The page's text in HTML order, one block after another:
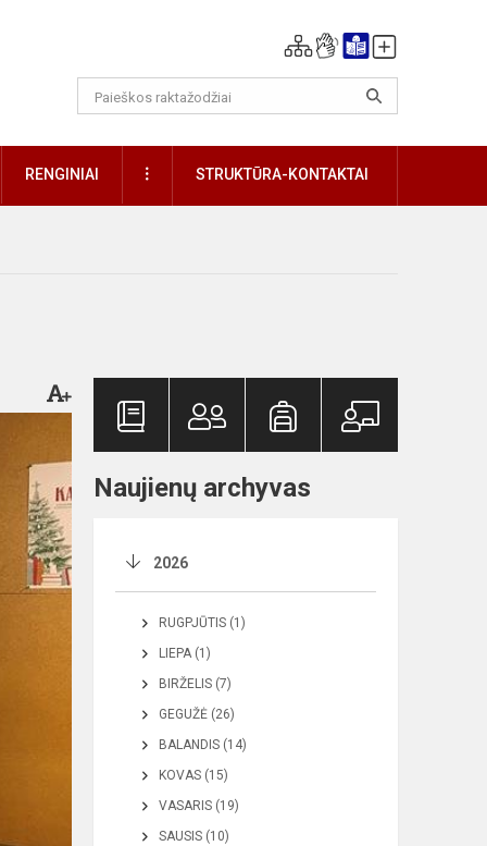
RENGINIAI DAUGIAUSTRUKTŪRA-KONTAKTAI
Naujienų archyvas
2026
RUGPJŪTIS (1)
LIEPA (1)
BIRŽELIS (7)
GEGUŽĖ (26)
BALANDIS (14)
KOVAS (15)
VASARIS (19)
SAUSIS (10)